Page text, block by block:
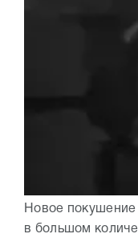
Новое покушение
в большом